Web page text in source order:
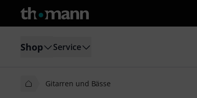
Shop Service
Gitarren und Bässe